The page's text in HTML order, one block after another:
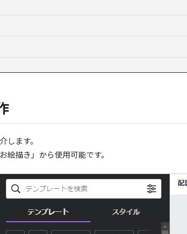
します。
描き」から使用可能です。